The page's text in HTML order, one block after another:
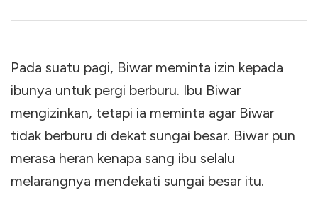
Pada suatu pagi, Biwar meminta izin kepada
ibunya untuk pergi berburu. Ibu Biwar
mengizinkan, tetapi ia meminta agar Biwar
tidak berburu di dekat sungai besar. Biwar pun
merasa heran kenapa sang ibu selalu
melarangnya mendekati sungai besar itu.